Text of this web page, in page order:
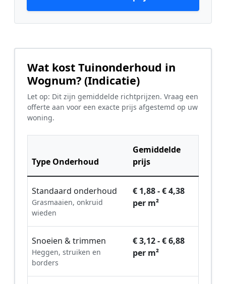
Wat kost Tuinonderhoud in
Wognum? (Indicatie)
Let op: Dit zijn gemiddelde richtprijzen. Vraag een
offerte aan voor een exacte prijs afgestemd op uw
woning.
Type Onderhoud
Gemiddelde
prijs
Standaard onderhoud
Grasmaaien, onkruid
wieden
€ 1,88 - € 4,38
per m²
Snoeien & trimmen
Heggen, struiken en
borders
€ 3,12 - € 6,88
per m²